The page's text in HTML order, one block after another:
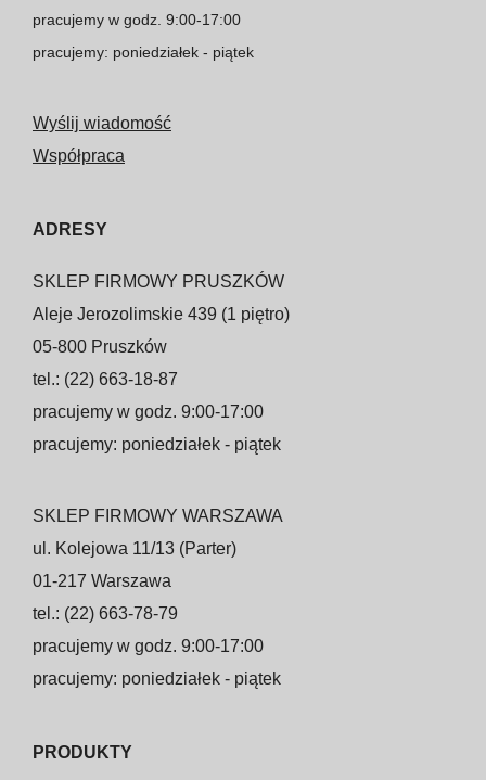
pracujemy w godz. 9:00-17:00
pracujemy: poniedziałek - piątek
Wyślij wiadomość
Współpraca
ADRESY
SKLEP FIRMOWY PRUSZKÓW
Aleje Jerozolimskie 439 (1 piętro)
05-800 Pruszków
tel.: (22) 663-18-87
pracujemy w godz. 9:00-17:00
pracujemy: poniedziałek - piątek
SKLEP FIRMOWY WARSZAWA
ul. Kolejowa 11/13 (Parter)
01-217 Warszawa
tel.: (22) 663-78-79
pracujemy w godz. 9:00-17:00
pracujemy: poniedziałek - piątek
PRODUKTY